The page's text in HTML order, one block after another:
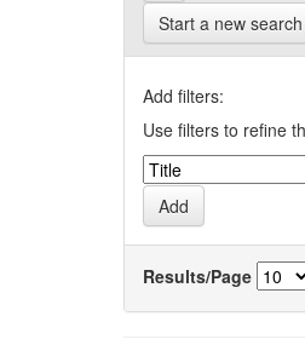
Start a new search
Add filters:
Use filters to refine
Results/Page